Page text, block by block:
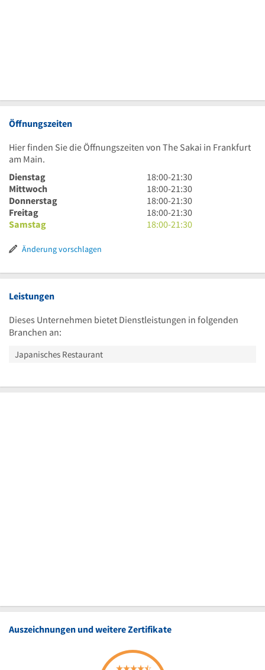
Öffnungszeiten
Hier finden Sie die Öffnungszeiten von The Sakai in Frankfurt
am Main.
Dienstag
18
Uhr
bis
21
Uhr
18:00-21:30
Mittwoch
18
Uhr
bis
21
18:00-21:30
Donnerstag
18
Uhr
bis
18:00-21:30
Freitag
18
Uhr
30
18:00-21:30
Samstag
18
Uhr
18:00-21:30
Änderung vorschlagen
Leistungen
Dieses Unternehmen bietet Dienstleistungen in folgenden
Branchen an:
Japanisches Restaurant
Auszeichnungen und weitere Zertifikate